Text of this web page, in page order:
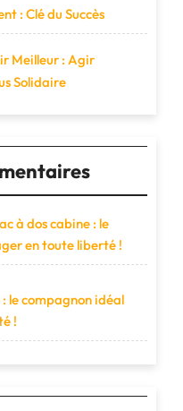
: Clé du Succès
Meilleur : Agir
Solidaire
à dos cabine : le
en toute liberté !
: le compagnon idéal
!